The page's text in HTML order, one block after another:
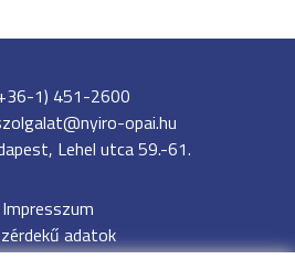
1) 451-2600
opai.hu
Lehel utca 59.-61.
Impresszum
adatok